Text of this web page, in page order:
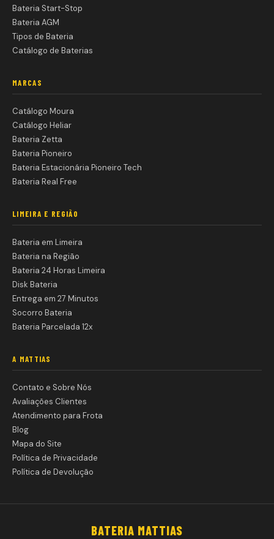
Bateria Start-Stop
Bateria AGM
Tipos de Bateria
Catálogo de Baterias
MARCAS
Catálogo Moura
Catálogo Heliar
Bateria Zetta
Bateria Pioneiro
Bateria Estacionária Pioneiro Tech
Bateria Real Free
LIMEIRA E REGIÃO
Bateria em Limeira
Bateria na Região
Bateria 24 Horas Limeira
Disk Bateria
Entrega em 27 Minutos
Socorro Bateria
Bateria Parcelada 12x
A MATTIAS
Contato e Sobre Nós
Avaliações Clientes
Atendimento para Frota
Blog
Mapa do Site
Política de Privacidade
Política de Devolução
BATERIA MATTIAS